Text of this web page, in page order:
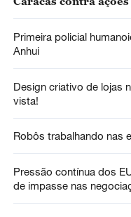
Primeira policial
Anhui
Design criativo de lojas
vista!
Robôs trabalhando nas
Pressão contínua dos
de impasse nas